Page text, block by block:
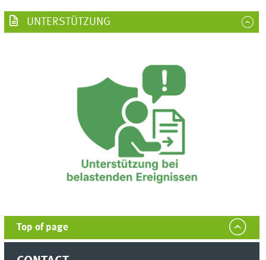
UNTERSTÜTZUNG
Top of page